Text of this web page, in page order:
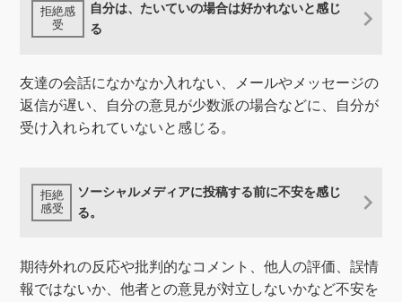
自分は、たいていの場合は好かれないと感じ
る
友達の会話になかなか入れない、メールやメッセージの
返信が遅い、自分の意見が少数派の場合などに、自分が
受け入れられていないと感じる。
ソーシャルメディアに投稿する前に不安を感じ
る。
期待外れの反応や批判的なコメント、他人の評価、誤情
報ではないか、他者との意見が対立しないかなど不安を